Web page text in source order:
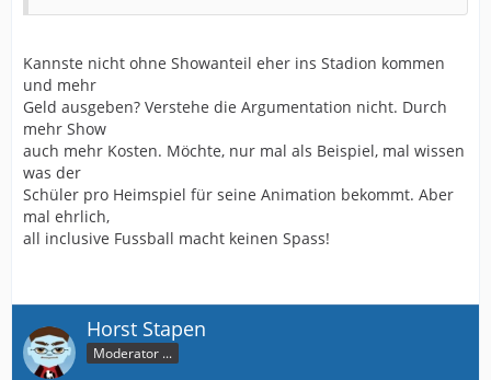
Kannste nicht ohne Showanteil eher ins Stadion kommen
und mehr
Geld ausgeben? Verstehe die Argumentation nicht. Durch
mehr Show
auch mehr Kosten. Möchte, nur mal als Beispiel, mal wissen
was der
Schüler pro Heimspiel für seine Animation bekommt. Aber
mal ehrlich,
all inclusive Fussball macht keinen Spass!
Horst Stapen
Moderator ...